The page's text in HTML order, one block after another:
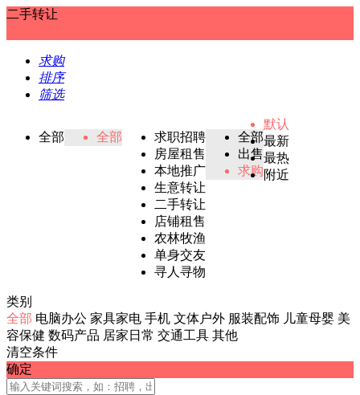
二手转让
求购
排序
筛选
全部 全部
求职招聘
房屋租售
本地推广
生意转让
二手转让
店铺租售
农林牧渔
单身交友
寻人寻物
全部
出售
求购
默认
最新
最热
附近
类别
全部 电脑办公 家具家电 手机 文体户外 服装配饰 儿童母婴 美
容保健 数码产品 居家日常 交通工具 其他
清空条件
确定